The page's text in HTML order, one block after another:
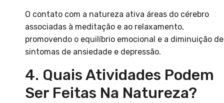
O contato com a natureza ativa áreas do cérebro
associadas à meditação e ao relaxamento,
promovendo o equilíbrio emocional e a diminuição de
sintomas de ansiedade e depressão.
4. Quais Atividades Podem
Ser Feitas Na Natureza?